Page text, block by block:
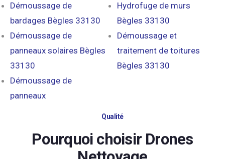
Démoussage de
bardages Bègles 33130
Démoussage de
panneaux solaires Bègles
33130
Démoussage de
panneaux
Hydrofuge de murs
Bègles 33130
Démoussage et
traitement de toitures
Bègles 33130
Qualité
Pourquoi choisir Drones